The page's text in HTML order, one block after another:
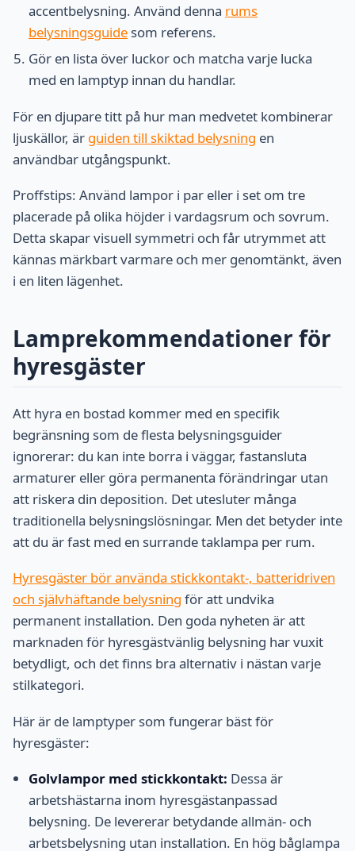
accentbelysning. Använd denna rums
belysningsguide som referens.
Gör en lista över luckor och matcha varje lucka
med en lamptyp innan du handlar.
För en djupare titt på hur man medvetet kombinerar
ljuskällor, är guiden till skiktad belysning en
användbar utgångspunkt.
Proffstips: Använd lampor i par eller i set om tre
placerade på olika höjder i vardagsrum och sovrum.
Detta skapar visuell symmetri och får utrymmet att
kännas märkbart varmare och mer genomtänkt, även
i en liten lägenhet.
Lamprekommendationer för
hyresgäster
Att hyra en bostad kommer med en specifik
begränsning som de flesta belysningsguider
ignorerar: du kan inte borra i väggar, fastansluta
armaturer eller göra permanenta förändringar utan
att riskera din deposition. Det utesluter många
traditionella belysningslösningar. Men det betyder inte
att du är fast med en surrande taklampa per rum.
Hyresgäster bör använda stickkontakt-, batteridriven
och självhäftande belysning för att undvika
permanent installation. Den goda nyheten är att
marknaden för hyresgästvänlig belysning har vuxit
betydligt, och det finns bra alternativ i nästan varje
stilkategori.
Här är de lamptyper som fungerar bäst för
hyresgäster:
Golvlampor med stickkontakt: Dessa är
arbetshästarna inom hyresgästanpassad
belysning. De levererar betydande allmän- och
arbetsbelysning utan installation. En hög båglampa